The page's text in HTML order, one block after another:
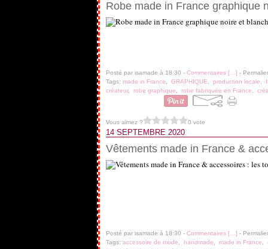
Robe made in France graphique
Posté par isamade à 18:30 - Commentaires [ ] -
Tags: made in France GRAPHIQUE production locale
créateur, robe graphique robe fabriquée en France
Vous aimez ? 0 vote
14 SEPTEMBRE 2020
Vêtements made in France &
Posté par isamade à 18:30 - Commentaires [ ] -
Tags: accessoire de mode handmade made in France